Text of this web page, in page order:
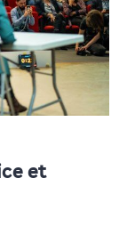
et